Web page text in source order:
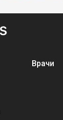
Врачи